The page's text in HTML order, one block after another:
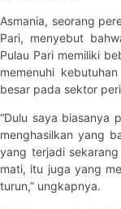
Asmania, seorang
Pari, menyebut
Pulau Pari memiliki
memenuhi
besar pada sektor
“Dulu saya biasanya
menghasilkan yang
yang terjadi
mati, itu juga yang
turun,” ungkapnya.